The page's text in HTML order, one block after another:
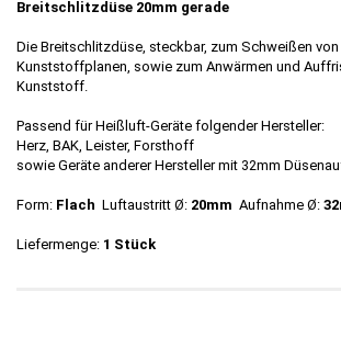
Breitschlitzdüse 20mm gerade
Die Breitschlitzdüse, steckbar, zum Schweißen
Kunststoffplanen, sowie zum Anwärmen und
Kunststoff.
Passend für Heißluft-Geräte folgender Hersteller:
Herz, BAK, Leister, Forsthoff
sowie Geräte anderer Hersteller mit 32mm
Form: Flach Luftaustritt Ø: 20mm Aufnahme Ø:
Liefermenge: 1 Stück